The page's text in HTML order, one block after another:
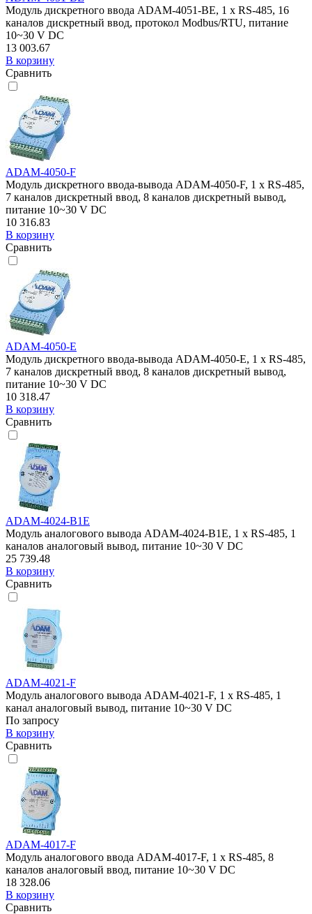
Модуль дискретного ввода ADAM-4051-BE, 1 x RS-485, 16
каналов дискретный ввод, протокол Modbus/RTU, питание
10~30 V DC
13 003.67
В корзину
Сравнить
ADAM-4050-F
Модуль дискретного ввода-вывода ADAM-4050-F, 1 x RS-485,
7 каналов дискретный ввод, 8 каналов дискретный вывод,
питание 10~30 V DC
10 316.83
В корзину
Сравнить
ADAM-4050-E
Модуль дискретного ввода-вывода ADAM-4050-E, 1 x RS-485,
7 каналов дискретный ввод, 8 каналов дискретный вывод,
питание 10~30 V DC
10 318.47
В корзину
Сравнить
ADAM-4024-B1E
Модуль аналогового вывода ADAM-4024-B1E, 1 x RS-485, 1
каналов аналоговый вывод, питание 10~30 V DC
25 739.48
В корзину
Сравнить
ADAM-4021-F
Модуль аналогового вывода ADAM-4021-F, 1 x RS-485, 1
канал аналоговый вывод, питание 10~30 V DC
По запросу
В корзину
Сравнить
ADAM-4017-F
Модуль аналогового ввода ADAM-4017-F, 1 x RS-485, 8
каналов аналоговый ввод, питание 10~30 V DC
18 328.06
В корзину
Сравнить